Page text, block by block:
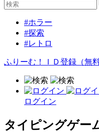
#ホラー
#探索
#レトロ
ふりーむ！ＩＤ登録（無料
ログイン
タイピングゲー